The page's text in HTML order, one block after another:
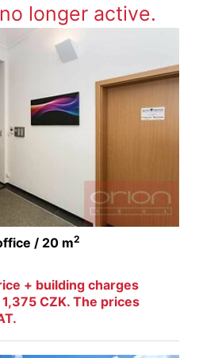
longer active.
/ 20 m2
+ building charges
CZK. The prices